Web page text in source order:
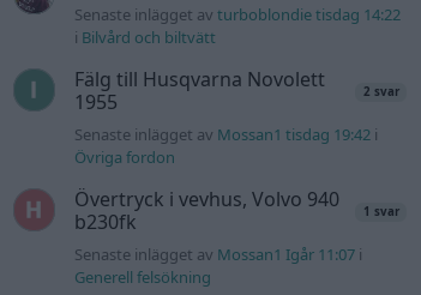
Senaste inlägget avturboblondie tisdag 14:22
i Bilvård och biltvätt
Fälg till Husqvarna Novolett
1955
2 svar
Senaste inlägget av Mossan1 tisdag 19:42 i
Övriga fordon
Övertryck i vevhus, Volvo 940
b230fk
1 svar
Senaste inlägget av Mossan1 Igår 11:07 i
Generell felsökning